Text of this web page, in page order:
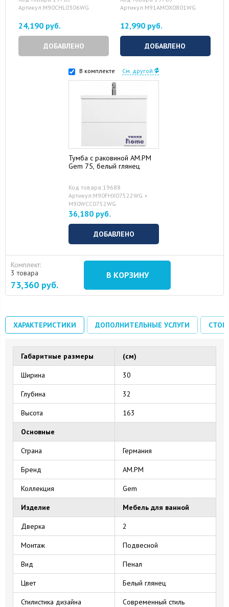
Артикул:M90CHL0306WG
24,190 руб.
ДОБАВЛЕНО
Артикул:M91AMOX0801WG
12,990 руб.
ДОБАВЛЕНО
В комплекте См. другой
Тумба с раковиной AM.PM
Gem 75, белый глянец
Код товара:19688
Артикул:M90FHX07522WG +
M90WCC0752WG
36,180 руб.
ДОБАВЛЕНО
Комплект:
3 товара
73,360 руб.
В КОРЗИНУ
ХАРАКТЕРИСТИКИ ДОПОЛНИТЕЛЬНЫЕ УСЛУГИ
Габаритные размеры (см)
Ширина 30
Глубина 32
Высота 163
Основные
Страна Германия
Бренд AM.PM
Коллекция Gem
Изделие Мебель для ванной
Дверка 2
Монтаж Подвесной
Вид Пенал
Цвет Белый глянец
Стилистика дизайна Современный стиль